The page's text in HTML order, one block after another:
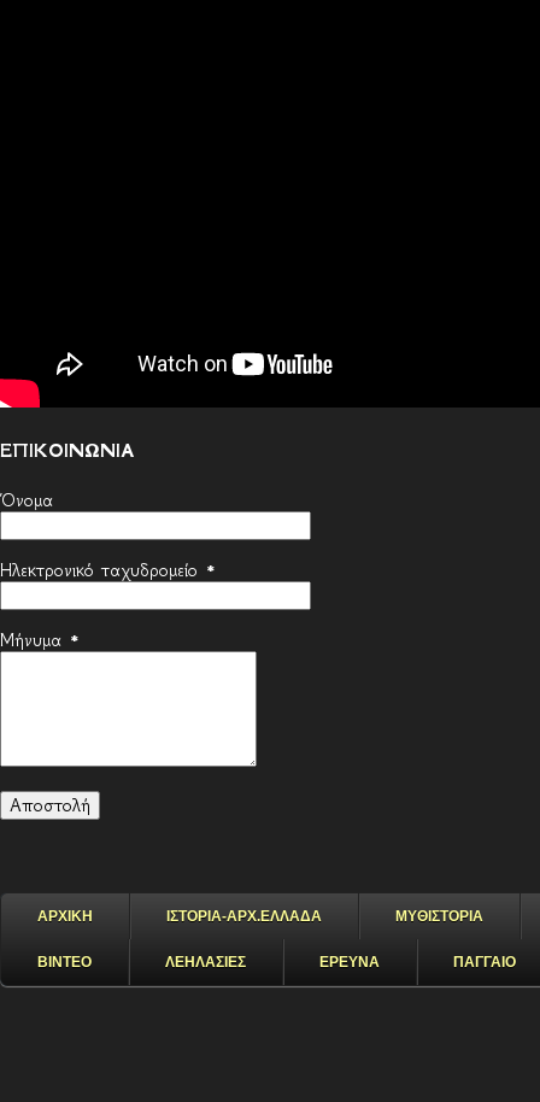
ΕΠΙΚΟΙΝΩΝΙΑ
Όνομα
Ηλεκτρονικό ταχυδρομείο *
Μήνυμα *
ΑΡΧΙΚΗ ΙΣΤΟΡΙΑ-ΑΡΧ.ΕΛΛΑΔΑ ΜΥΘΙΣΤΟΡΙΑ
ΒΙΝΤΕΟ ΛΕΗΛΑΣΙΕΣ ΕΡΕΥΝΑ ΠΑΓΓΑΙΟ